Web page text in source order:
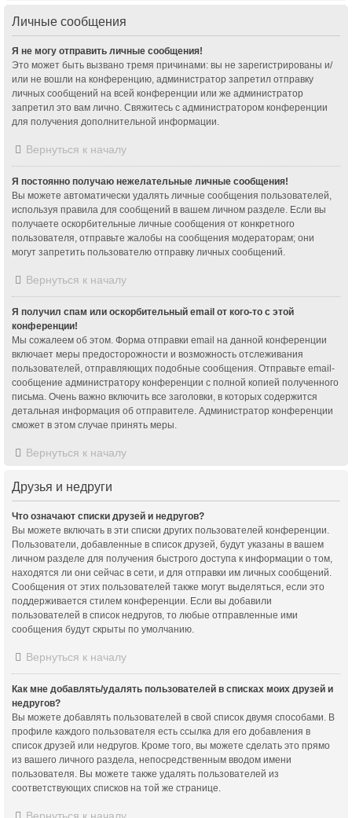
Личные сообщения
Я не могу отправить личные сообщения!
Это может быть вызвано тремя причинами: вы не зарегистрированы и/
или не вошли на конференцию, администратор запретил отправку
личных сообщений на всей конференции или же администратор
запретил это вам лично. Свяжитесь с администратором конференции
для получения дополнительной информации.
Вернуться к началу
Я постоянно получаю нежелательные личные сообщения!
Вы можете автоматически удалять личные сообщения пользователей,
используя правила для сообщений в вашем личном разделе. Если вы
получаете оскорбительные личные сообщения от конкретного
пользователя, отправьте жалобы на сообщения модераторам; они
могут запретить пользователю отправку личных сообщений.
Вернуться к началу
Я получил спам или оскорбительный email от кого-то с этой
конференции!
Мы сожалеем об этом. Форма отправки email на данной конференции
включает меры предосторожности и возможность отслеживания
пользователей, отправляющих подобные сообщения. Отправьте email-
сообщение администратору конференции с полной копией полученного
письма. Очень важно включить все заголовки, в которых содержится
детальная информация об отправителе. Администратор конференции
сможет в этом случае принять меры.
Вернуться к началу
Друзья и недруги
Что означают списки друзей и недругов?
Вы можете включать в эти списки других пользователей конференции.
Пользователи, добавленные в список друзей, будут указаны в вашем
личном разделе для получения быстрого доступа к информации о том,
находятся ли они сейчас в сети, и для отправки им личных сообщений.
Сообщения от этих пользователей также могут выделяться, если это
поддерживается стилем конференции. Если вы добавили
пользователей в список недругов, то любые отправленные ими
сообщения будут скрыты по умолчанию.
Вернуться к началу
Как мне добавлять/удалять пользователей в списках моих друзей и
недругов?
Вы можете добавлять пользователей в свой список двумя способами. В
профиле каждого пользователя есть ссылка для его добавления в
список друзей или недругов. Кроме того, вы можете сделать это прямо
из вашего личного раздела, непосредственным вводом имени
пользователя. Вы можете также удалять пользователей из
соответствующих списков на той же странице.
Вернуться к началу